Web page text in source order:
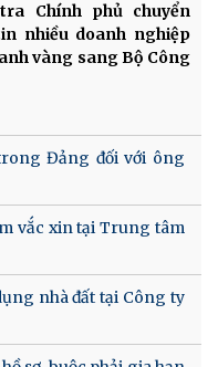
Chính phủ chuyển
nhiều doanh nghiệp
vàng sang Bộ Công
Đảng đối với ông
vắc xin tại Trung tâm
nhà đất tại Công ty